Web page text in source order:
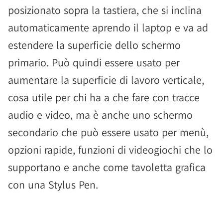
posizionato sopra la tastiera, che si inclina
automaticamente aprendo il laptop e va ad
estendere la superficie dello schermo
primario. Può quindi essere usato per
aumentare la superficie di lavoro verticale,
cosa utile per chi ha a che fare con tracce
audio e video, ma è anche uno schermo
secondario che può essere usato per menù,
opzioni rapide, funzioni di videogiochi che lo
supportano e anche come tavoletta grafica
con una Stylus Pen.